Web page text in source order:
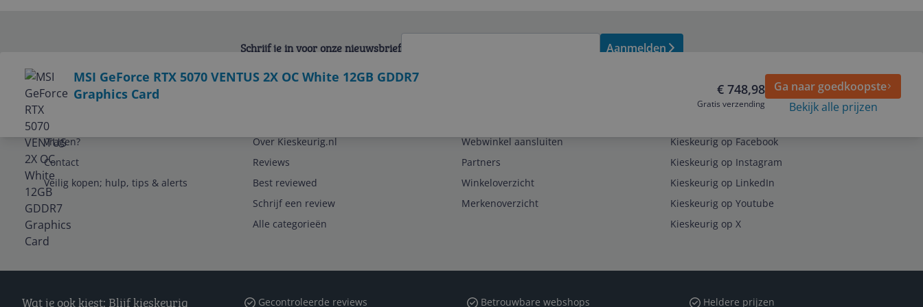
MSI GeForce RTX 5070 VENTUS 2X OC White 12GB GDDR7
Graphics Card
€ 748,98
Gratis verzending
Ga naar goedkoopste
Bekijk alle prijzen
Schrijf je in voor onze nieuwsbrief Aanmelden
Service
Vragen?
Contact
Veilig kopen; hulp, tips & alerts
Over Kieskeurig.nl
Reviews
Best reviewed
Schrijf een review
Alle categorieën
Webwinkel aansluiten
Partners
Winkeloverzicht
Merkenoverzicht
Kieskeurig op Facebook
Kieskeurig op Instagram
Kieskeurig op LinkedIn
Kieskeurig op Youtube
Kieskeurig op X
Wat je ook kiest: Blijf kieskeurig Gecontroleerde reviews Betrouwbare webshops Heldere prijzen